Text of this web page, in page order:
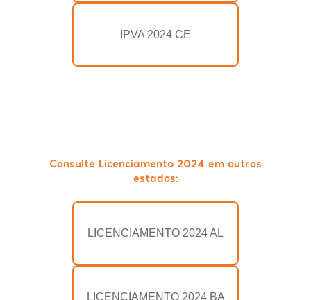
IPVA 2024 CE
Consulte Licenciamento 2024 em outros
estados:
LICENCIAMENTO 2024 AL
LICENCIAMENTO 2024 BA